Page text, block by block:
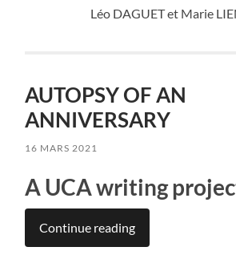
Léo DAGUET et Marie
AUTOPSY OF AN
ANNIVERSARY
16 MARS 2021
A UCA writing
Continue reading